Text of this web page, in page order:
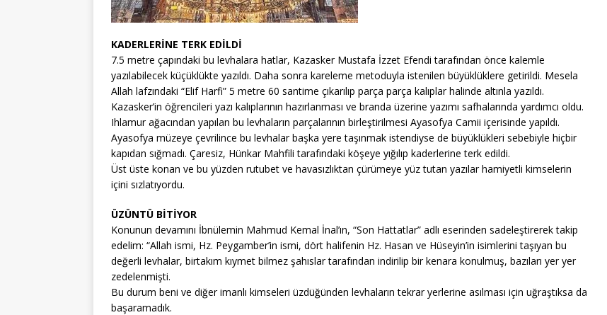
KADERLERİNE TERK EDİLDİ
7.5 metre çapındaki bu levhalara hatlar, Kazasker Mustafa İzzet Efendi tarafından önce kalemle
yazılabilecek küçüklükte yazıldı. Daha sonra kareleme metoduyla istenilen büyüklüklere getirildi. Mesela
Allah lafzındaki “Elif Harfi” 5 metre 60 santime çıkarılıp parça parça kalıplar halinde altınla yazıldı.
Kazasker’in öğrencileri yazı kalıplarının hazırlanması ve branda üzerine yazımı safhalarında yardımcı oldu.
Ihlamur ağacından yapılan bu levhaların parçalarının birleştirilmesi Ayasofya Camii içerisinde yapıldı.
Ayasofya müzeye çevrilince bu levhalar başka yere taşınmak istendiyse de büyüklükleri sebebiyle hiçbir
kapıdan sığmadı. Çaresiz, Hünkar Mahfili tarafındaki köşeye yığılıp kaderlerine terk edildi.
Üst üste konan ve bu yüzden rutubet ve havasızlıktan çürümeye yüz tutan yazılar hamiyetli kimselerin
içini sızlatıyordu.
ÜZÜNTÜ BİTİYOR
Konunun devamını İbnülemin Mahmud Kemal İnal’ın, “Son Hattatlar” adlı eserinden sadeleştirerek takip
edelim: “Allah ismi, Hz. Peygamber’in ismi, dört halifenin Hz. Hasan ve Hüseyin’in isimlerini taşıyan bu
değerli levhalar, birtakım kıymet bilmez şahıslar tarafından indirilip bir kenara konulmuş, bazıları yer yer
zedelenmişti.
Bu durum beni ve diğer imanlı kimseleri üzdüğünden levhaların tekrar yerlerine asılması için uğraştıksa da
başaramadık.